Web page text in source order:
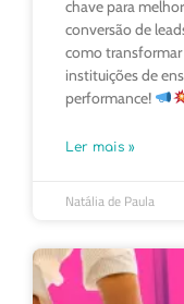
chave para
conversão de
como transformar
instituições de
performance!
Ler mais »
Natália de Paula